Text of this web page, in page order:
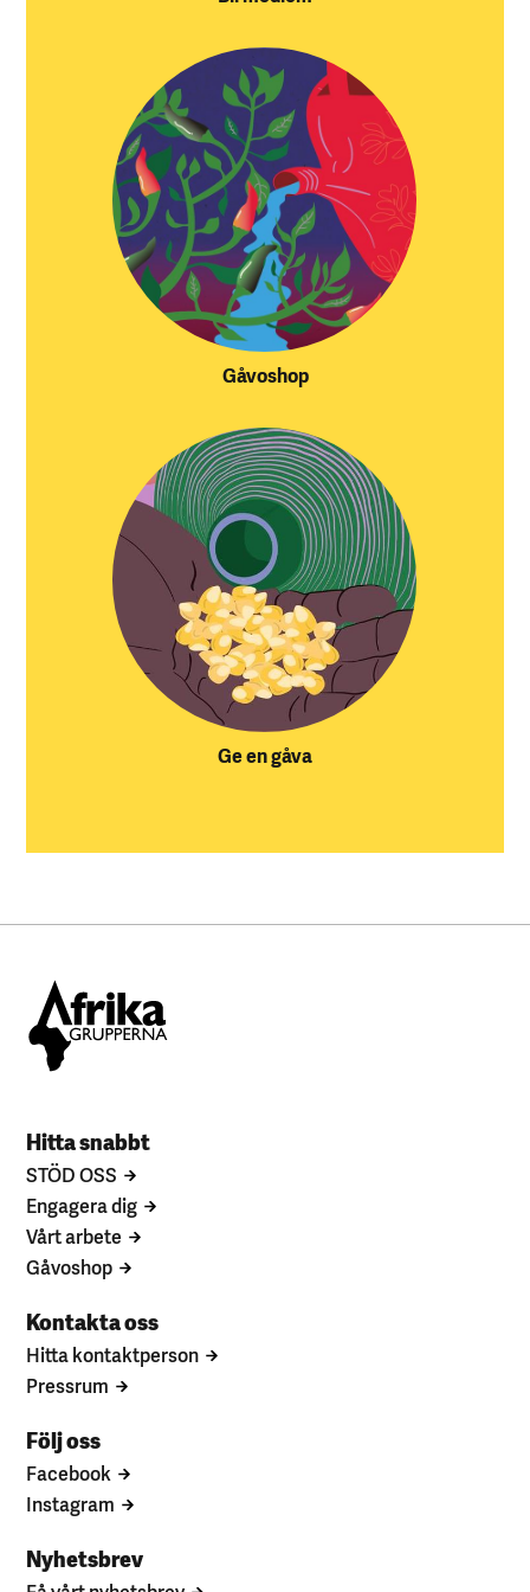
Ge en gåva
Gåvoshop
Hitta snabbt
STÖD OSS
Engagera dig
Vårt arbete
Gåvoshop
Kontakta oss
Hitta kontaktperson
Pressrum
Följ oss
Facebook
Instagram
Nyhetsbrev